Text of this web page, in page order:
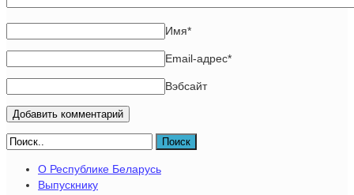
Имя*
Email-адрес*
Вэбсайт
Поиск
О Республике Беларусь
Выпускнику